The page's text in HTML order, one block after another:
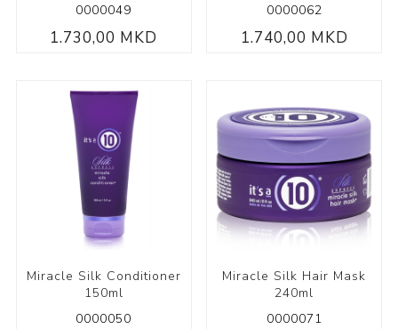
0000049
1.730,00 MKD
0000062
1.740,00 MKD
Miracle Silk Conditioner
150ml
0000050
Miracle Silk Hair Mask
240ml
0000071